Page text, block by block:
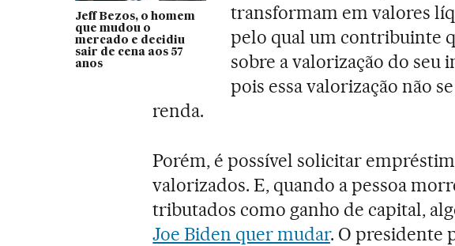
Jeff Bezos, o homem
que mudou o
mercado e decidiu
sair de cena aos 57
anos
transformam em valores
pelo qual um contribuinte
sobre a valorização do seu
pois essa valorização não
renda.
Porém, é possível solicitar
valorizados. E, quando a pessoa
tributados como ganho de capital,
Joe Biden quer mudar. O presidente